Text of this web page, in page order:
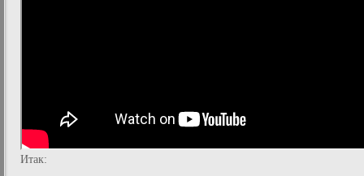
Итак: